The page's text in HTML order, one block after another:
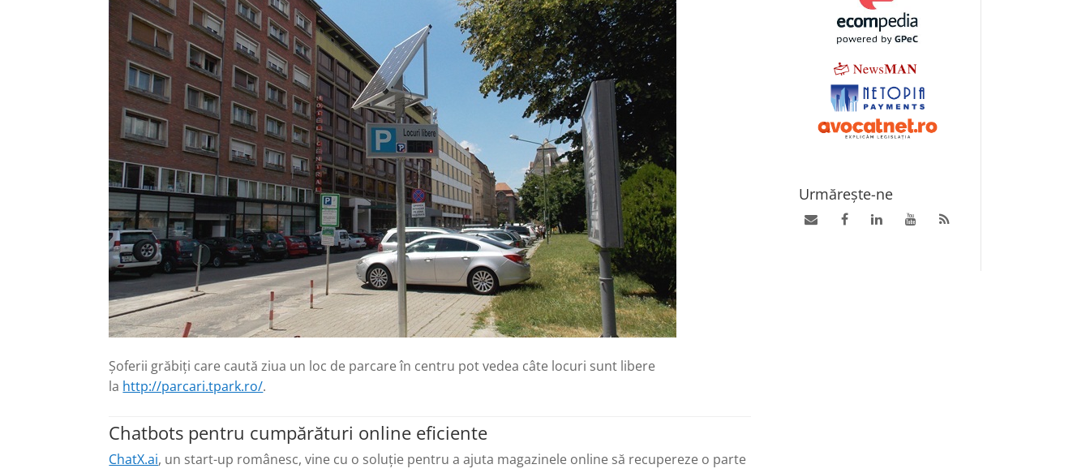
Șoferii grăbiți care caută ziua un loc de parcare în centru pot vedea câte locuri sunt libere
la http://parcari.tpark.ro/.
Chatbots pentru cumpărături online eficiente
ChatX.ai, un start-up românesc, vine cu o soluție pentru a ajuta magazinele online să recupereze o parte
Urmărește-ne